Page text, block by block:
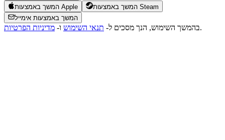
המשך באמצעות Apple
המשך באמצעות Steam
המשך באמצעות אימייל
בהמשך השימוש, הנך מסכים ל- תנאי השימוש ו- מדיניות הפרטיות .